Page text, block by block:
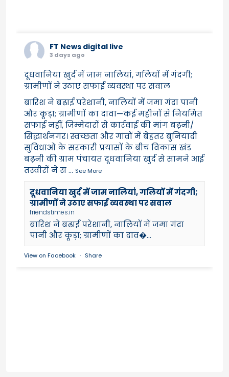
FT News digital live
3 days ago
दूधवानिया खुर्द में जाम नालियां, गलियों में गंदगी;
ग्रामीणों ने उठाए सफाई व्यवस्था पर सवाल
बारिश ने बढ़ाई परेशानी, नालियों में जमा गंदा पानी
और कूड़ा; ग्रामीणों का दावा—कई महीनों से नियमित
सफाई नहीं, जिम्मेदारों से कार्रवाई की मांग बढ़नी/
सिद्धार्थनगर। स्वच्छता और गांवों में बेहतर बुनियादी
सुविधाओं के सरकारी प्रयासों के बीच विकास खंड
बढ़नी की ग्राम पंचायत दूधवानिया खुर्द से सामने आई
तस्वीरों ने स... See More
दूधवानिया खुर्द में जाम नालियां, गलियों में गंदगी;
ग्रामीणों ने उठाए सफाई व्यवस्था पर सवाल
friendstimes.in
बारिश ने बढ़ाई परेशानी, नालियों में जमा गंदा
पानी और कूड़ा; ग्रामीणों का दाव�...
View on Facebook · Share